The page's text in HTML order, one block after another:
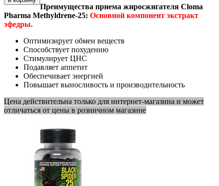
Преимущества приема жиросжигателя Cloma
Pharma Methyldrene-25: Основной компонент экстракт
эфедры.
Оптимизирует обмен веществ
Способствует похудению
Стимулирует ЦНС
Подавляет аппетит
Обеспечивает энергией
Повышает выносливость и производительность
Цена действительна только для интернет-магазина и может
отличаться от цены в розничном магазине